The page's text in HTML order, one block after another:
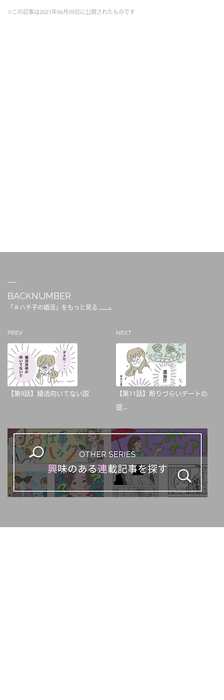
※この記事は2021年06月09日に公開されたものです
BACKNUMBER
「＃ハチ子の婚活」をもっと見る
PREV
【第9話】婚活向いてない説
NEXT
【第11話】断りづらいデートの
提...